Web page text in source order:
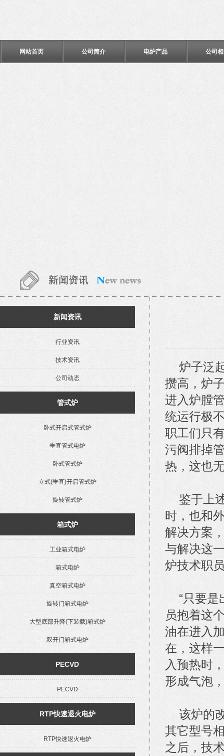
网站首页 公司简介 电炉产品 公司
新闻资讯
行业资讯
技术资讯
公司动态
管式炉
卧式开启式管式炉
垂直管式电炉
卧式管式炉
立式(垂直)开启管式炉
旋转管式炉
箱式炉
工业箱式电炉
箱式电炉
真空箱式电炉
旋转门箱式电炉
大型底部升降(下装载)箱式炉
双开门箱式电炉
PECVD
PECVD
RTP快速退火电炉
RTP快速退火电炉
炉子泛起
攒高，炉
进入炉膛
统运行极
职工们只
污阀排掉
热，这也
鉴于上述
时，也和
解决方案
与解决这
炉技术职
“只要是
员抱着这
油在进入
在，这样
入预热时
形成气泡
该炉的改
其它型号
之后，技